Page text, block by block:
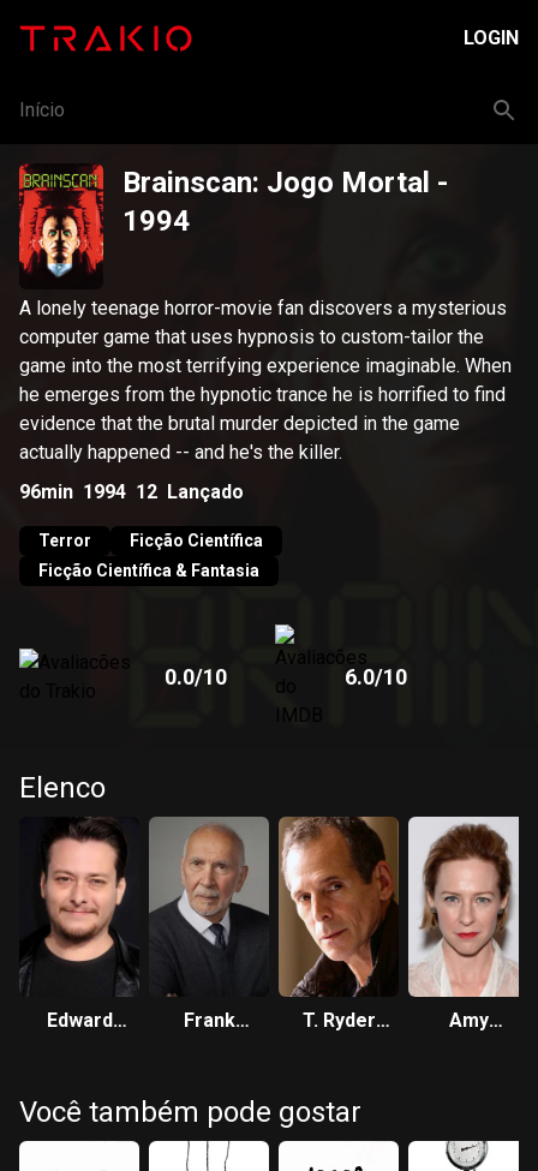
LOGIN
Início
Brainscan: Jogo Mortal -
1994
A lonely teenage horror-movie fan discovers a mysterious
computer game that uses hypnosis to custom-tailor the
game into the most terrifying experience imaginable. When
he emerges from the hypnotic trance he is horrified to find
evidence that the brutal murder depicted in the game
actually happened -- and he's the killer.
96min 1994 12 Lançado
Terror
Ficção Científica
Ficção Científica & Fantasia
0.0/10 6.0/10
Elenco
Edward
Frank
T. Ryder
Amy
Você também pode gostar